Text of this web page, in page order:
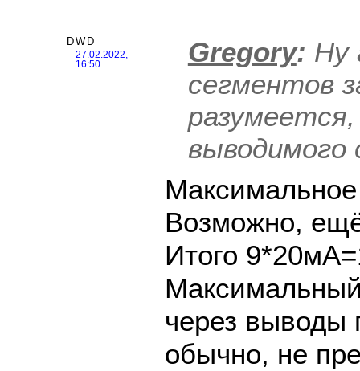
DWD
27.02.2022,
16:50
Gregory: Ну
сегментов
выводимого
Возможно,
Итого
через выводы
обычно, не